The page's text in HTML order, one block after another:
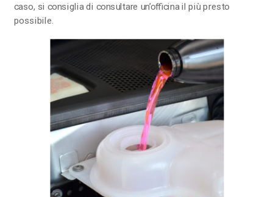
caso, si consiglia di consultare un’officina il più presto
possibile.